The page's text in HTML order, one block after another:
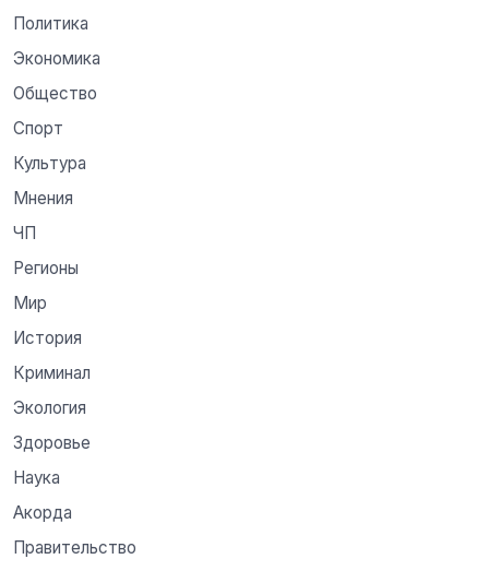
Политика
Экономика
Общество
Спорт
Культура
Мнения
ЧП
Регионы
Мир
История
Криминал
Экология
Здоровье
Наука
Акорда
Правительство